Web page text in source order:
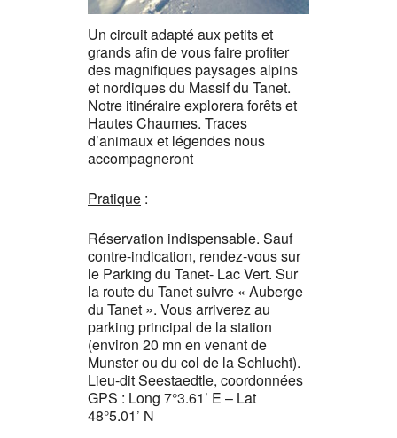
Un circuit adapté aux petits et
grands afin de vous faire profiter
des magnifiques paysages alpins
et nordiques du Massif du Tanet.
Notre itinéraire explorera forêts et
Hautes Chaumes. Traces
d’animaux et légendes nous
accompagneront
Pratique :
Réservation indispensable. Sauf
contre-indication, rendez-vous sur
le Parking du Tanet- Lac Vert. Sur
la route du Tanet suivre « Auberge
du Tanet ». Vous arriverez au
parking principal de la station
(environ 20 mn en venant de
Munster ou du col de la Schlucht).
Lieu-dit Seestaedtle, coordonnées
GPS : Long 7°3.61’ E – Lat
48°5.01’ N